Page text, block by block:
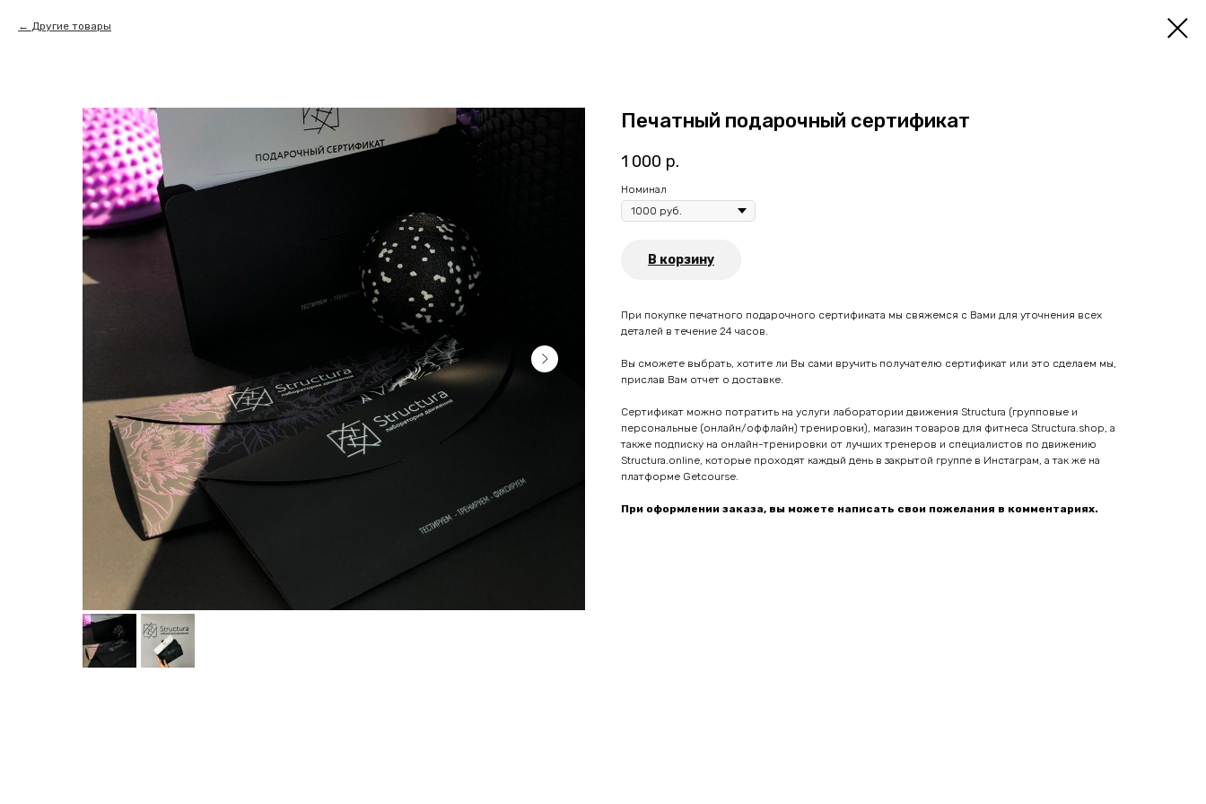
Другие товары
Печатный подарочный сертификат
1 000 р.
Номинал
В корзину
При покупке печатного подарочного сертификата мы свяжемся с Вами для уточнения всех
деталей в течение 24 часов.
Вы сможете выбрать, хотите ли Вы сами вручить получателю сертификат или это сделаем мы,
прислав Вам отчет о доставке.
Сертификат можно потратить на услуги лаборатории движения Structura (групповые и
персональные (онлайн/оффлайн) тренировки), магазин товаров для фитнеса Structura.shop, а
также подписку на онлайн-тренировки от лучших тренеров и специалистов по движению
Structura.online, которые проходят каждый день в закрытой группе в Инстаграм, а так же на
платформе Getcourse.
При оформлении заказа, вы можете написать свои пожелания в комментариях.